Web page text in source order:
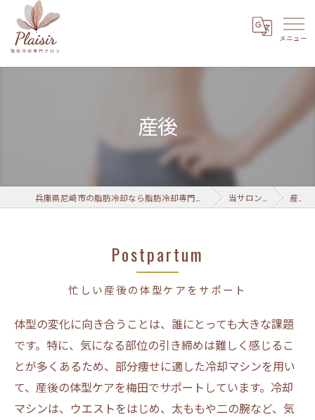
産後
当サロンの特徴 産後
忙しい産後の体型ケアをサポート
Postpartum
体型の変化に向き合うことは、誰にとっても大きな課題
です。特に、気になる部位の引き締めは難しく感じるこ
とが多くあるため、部分痩せに適した冷却マシンを用い
て、産後の体型ケアを梅田でサポートしています。冷却
マシンは、ウエストをはじめ、太ももや二の腕など、気